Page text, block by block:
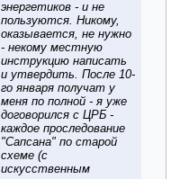
энергетиков - и не
пользуются. Никому,
оказывается, не нужно
- некому местную
инструкцию написать
и утвердить. После 10-
го января получат у
меня по полной - я уже
договорился с ЦРБ -
каждое проследование
"Сапсана" по старой
схеме (с
искусственным